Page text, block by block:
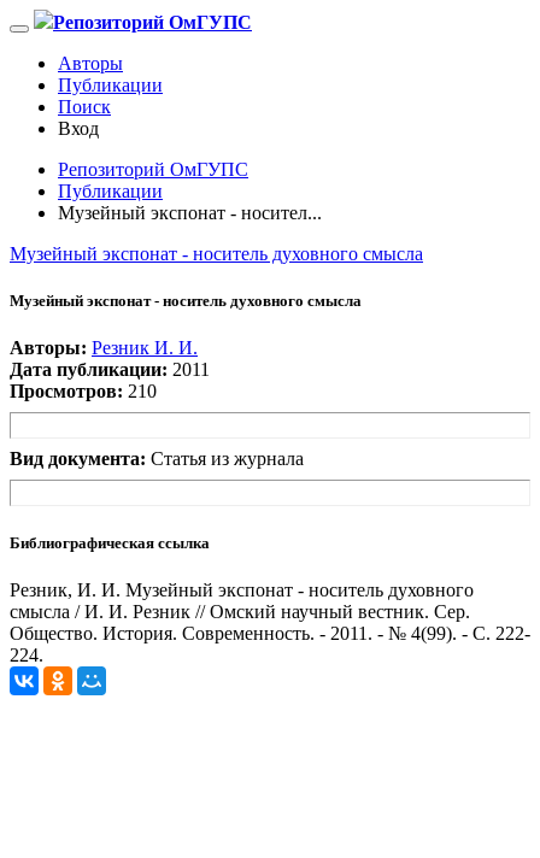
Репозиторий ОмГУПС
Авторы
Публикации
Поиск
Вход
Репозиторий ОмГУПС
Публикации
Музейный экспонат - носител...
Музейный экспонат - носитель духовного смысла
Музейный экспонат - носитель духовного смысла
Авторы: Резник И. И.
Дата публикации: 2011
Просмотров: 210
Вид документа: Статья из журнала
Библиографическая ссылка
Резник, И. И. Музейный экспонат - носитель духовного
смысла / И. И. Резник // Омский научный вестник. Сер.
Общество. История. Современность. - 2011. - № 4(99). - С. 222-
224.